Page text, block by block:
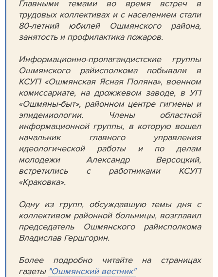
Главными темами во время встреч в
трудовых коллективах и с населением стали
80-летний юбилей Ошмянского района,
занятость и профилактика пожаров.
Информационно-пропагандистские группы
Ошмянского райисполкома побывали в
КСУП «Ошмянская Ясная Поляна», военном
комиссариате, на дрожжевом заводе, в УП
«Ошмяны-быт», районном центре гигиены и
эпидемиологии. Члены областной
информационной группы, в которую вошел
начальник главного управления
идеологической работы и по делам
молодежи Александр Версоцкий,
встретились с работниками КСУП
«Краковка».
Одну из групп, обсуждавшую темы дня с
коллективом районной больницы, возглавил
председатель Ошмянского райисполкома
Владислав Гершгорин.
Более подробно читайте на страницах
газеты "Ошмянский вестник"